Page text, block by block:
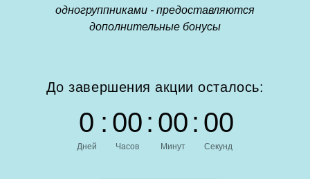
одногруппниками - предоставляются
дополнительные бонусы
До завершения акции осталось:
0
Дней
: 00
Часов
: 00
Минут
: 00
Секунд